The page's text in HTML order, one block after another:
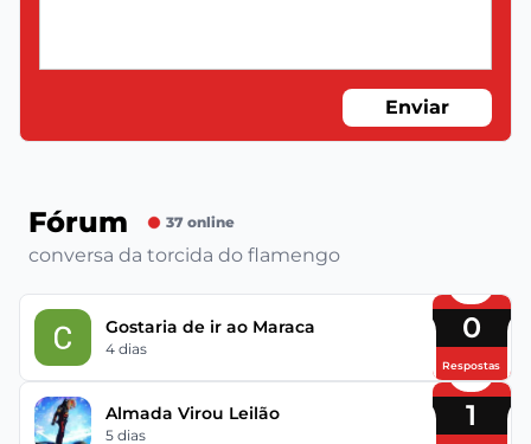
Enviar
Fórum 37 online
conversa da torcida do flamengo
Gostaria de ir ao Maraca
4 dias
0
Respostas
Almada Virou Leilão
5 dias
1